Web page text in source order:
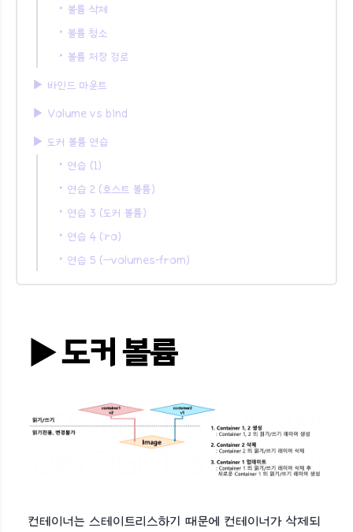
‣ 볼륨 삭제
‣ 볼륨 청소
‣ 볼륨 저장 경로
▶︎ 바인드 마운트
▶︎ Volume vs bind
▶︎ 도커 볼륨 연습
‣ 연습 (1)
‣ 연습 2 (호스트 볼륨)
‣ 연습 3 (도커 볼륨)
‣ 연습 4 (:ro)
‣ 연습 5 (--volumes-from)
▶︎ 도커 볼륨
컨테이너는 스테이트리스하기 때문에 컨테이너가 삭제되